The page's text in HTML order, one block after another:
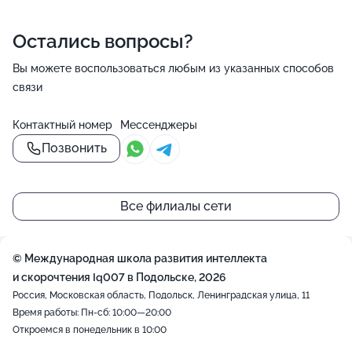
Остались вопросы?
Вы можете воспользоваться любым из указанных способов
связи
Контактный номер
Позвонить
Мессенджеры
Все филиалы сети
© Международная школа развития интеллекта
и скорочтения Iq007 в Подольске, 2026
Россия, Московская область, Подольск, Ленинградская улица, 11
Время работы: Пн-сб: 10:00—20:00
Откроемся в понедельник в 10:00